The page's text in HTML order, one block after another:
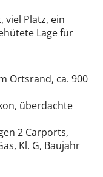
viel Platz, ein
Lage für
Ortsrand, ca. 900
überdachte
2 Carports,
Kl. G, Baujahr